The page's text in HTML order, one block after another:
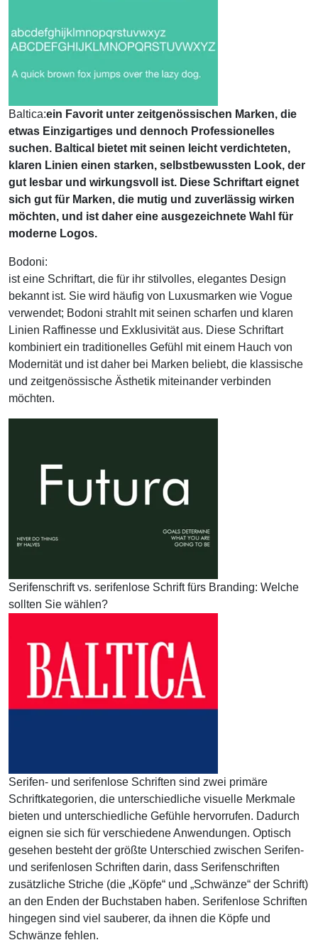
Baltica:ein Favorit unter zeitgenössischen Marken, die
etwas Einzigartiges und dennoch Professionelles
suchen. Baltical bietet mit seinen leicht verdichteten,
klaren Linien einen starken, selbstbewussten Look, der
gut lesbar und wirkungsvoll ist. Diese Schriftart eignet
sich gut für Marken, die mutig und zuverlässig wirken
möchten, und ist daher eine ausgezeichnete Wahl für
moderne Logos.
Bodoni:
ist eine Schriftart, die für ihr stilvolles, elegantes Design
bekannt ist. Sie wird häufig von Luxusmarken wie Vogue
verwendet; Bodoni strahlt mit seinen scharfen und klaren
Linien Raffinesse und Exklusivität aus. Diese Schriftart
kombiniert ein traditionelles Gefühl mit einem Hauch von
Modernität und ist daher bei Marken beliebt, die klassische
und zeitgenössische Ästhetik miteinander verbinden
möchten.
Serifenschrift vs. serifenlose Schrift fürs Branding: Welche
sollten Sie wählen?
Serifen- und serifenlose Schriften sind zwei primäre
Schriftkategorien, die unterschiedliche visuelle Merkmale
bieten und unterschiedliche Gefühle hervorrufen. Dadurch
eignen sie sich für verschiedene Anwendungen. Optisch
gesehen besteht der größte Unterschied zwischen Serifen-
und serifenlosen Schriften darin, dass Serifenschriften
zusätzliche Striche (die „Köpfe“ und „Schwänze“ der Schrift)
an den Enden der Buchstaben haben. Serifenlose Schriften
hingegen sind viel sauberer, da ihnen die Köpfe und
Schwänze fehlen.